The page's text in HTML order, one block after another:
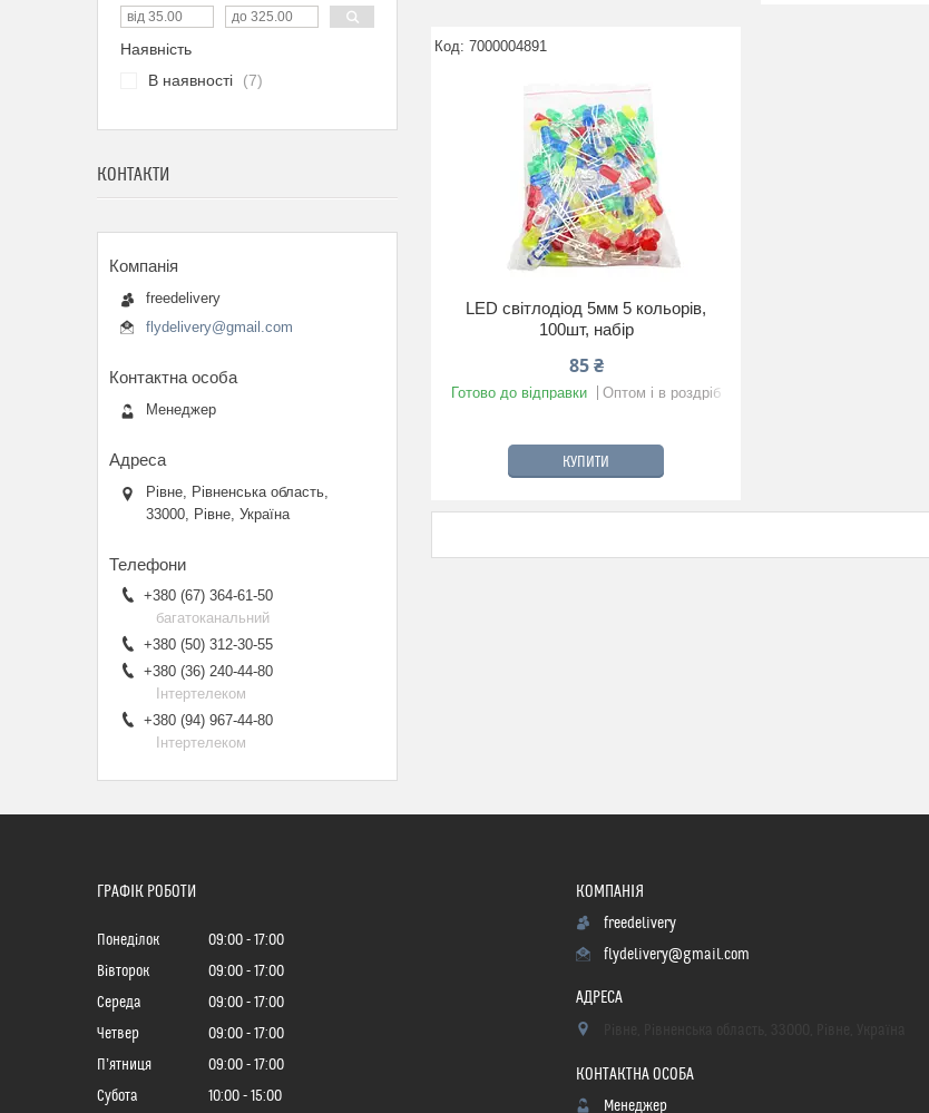
7000004891
LED світлодіод 5мм 5 кольорів,
100шт, набір
85 ₴
Готово до відправки Оптом і в роздріб
КУПИТИ
Наявність
В наявності
7
КОНТАКТИ
freedelivery
flydelivery@gmail.com
Менеджер
Рівне, Рівненська область,
33000, Рівне, Україна
+380 (67) 364-61-50
багатоканальний
+380 (50) 312-30-55
+380 (36) 240-44-80
Інтертелеком
+380 (94) 967-44-80
Інтертелеком
ГРАФІК РОБОТИ
Понеділок 09:00
17:00
Вівторок
09:00
17:00
Середа
09:00
17:00
Четвер
09:00
17:00
Пʼятниця
09:00
17:00
Субота
10:00 15:00
freedelivery
flydelivery@gmail.com
Менеджер